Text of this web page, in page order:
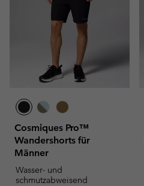
Cosmiques Pro™
Wandershorts für
Männer
Wasser- und
schmutzabweisend